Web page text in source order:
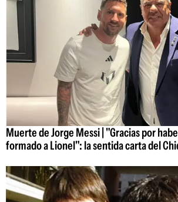
Muerte de Jorge Messi | "Gracias por
formado a Lionel": la sentida carta del